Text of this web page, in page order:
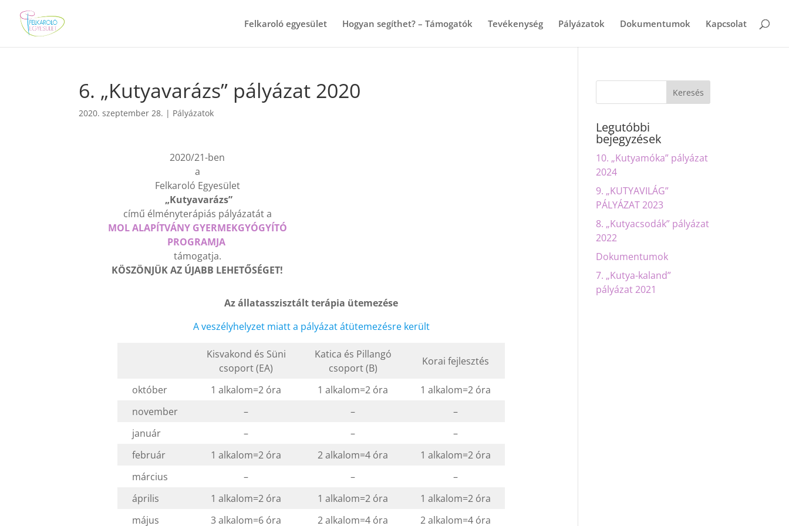
Felkaroló egyesület Hogyan segíthet? – Támogatók Tevékenység Pályázatok Dokumentumok Kapcsolat
6. „Kutyavarázs” pályázat 2020
2020. szeptember 28. | Pályázatok
2020/21-ben
a
Felkaroló Egyesület
„Kutyavarázs”
című élményterápiás pályázatát a
MOL ALAPÍTVÁNY GYERMEKGYÓGYÍTÓ
PROGRAMJA
támogatja.
KÖSZÖNJÜK AZ ÚJABB LEHETŐSÉGET!
Az állatasszisztált terápia ütemezése
A veszélyhelyzet miatt a pályázat átütemezésre került
Kisvakond és Süni
csoport (EA)
Katica és Pillangó
csoport (B)
Korai fejlesztés
október 1 alkalom=2 óra 1 alkalom=2 óra
1 alkalom=2 óra
november
– –
–
január
– –
–
február
1 alkalom=2 óra 2 alkalom=4 óra
1 alkalom=2 óra
március
– –
–
április
1 alkalom=2 óra 1 alkalom=2 óra
1 alkalom=2 óra
május
3 alkalom=6 óra 2 alkalom=4 óra 2 alkalom=4 óra
Legutóbbi
bejegyzések
10. „Kutyamóka” pályázat
2024
9. „KUTYAVILÁG”
PÁLYÁZAT 2023
8. „Kutyacsodák” pályázat
2022
Dokumentumok
7. „Kutya-kaland”
pályázat 2021